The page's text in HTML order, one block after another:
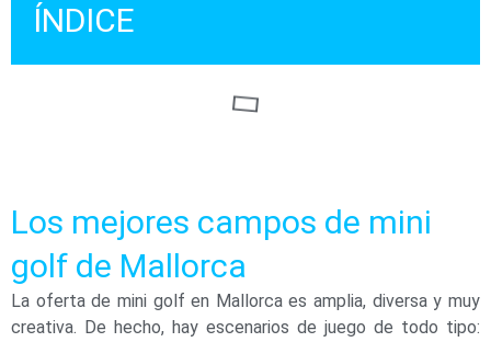
ÍNDICE
Los mejores campos de mini
golf de Mallorca
La oferta de mini golf en Mallorca es amplia, diversa y muy
creativa. De hecho, hay escenarios de juego de todo tipo: